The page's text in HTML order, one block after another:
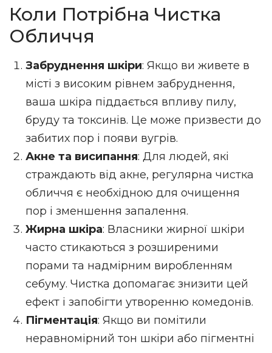
Коли Потрібна Чистка
Обличчя
Забруднення шкіри: Якщо ви живете в
місті з високим рівнем забруднення,
ваша шкіра піддається впливу пилу,
бруду та токсинів. Це може призвести до
забитих пор і появи вугрів.
Акне та висипання: Для людей, які
страждають від акне, регулярна чистка
обличчя є необхідною для очищення
пор і зменшення запалення.
Жирна шкіра: Власники жирної шкіри
часто стикаються з розширеними
порами та надмірним виробленням
себуму. Чистка допомагає знизити цей
ефект і запобігти утворенню комедонів.
Пігментація: Якщо ви помітили
неравномірний тон шкіри або пігментні